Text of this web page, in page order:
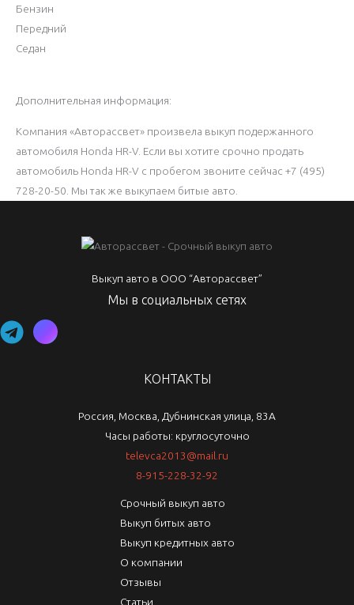
Бензин
Передний
Седан
Дополнительная информация:
Компания «Авторассвет» произвела выкуп подержанного
автомобиля Honda HR-V. Если вы хотите срочно продать
автомобиль Honda HR-V с пробегом звоните сейчас +7 (495)
728-20-50. Мы так же выкупаем битые авто.
Выкуп авто в ООО “Авторассвет”
Мы в социальных сетях
КОНТАКТЫ
Россия, Москва, Дубнинская улица, 83А
Часы работы: круглосуточно
televca2013@mail.ru
8-915-228-32-92
Срочный выкуп авто
Выкуп битых авто
Выкуп кредитных авто
О компании
Отзывы
Статьи